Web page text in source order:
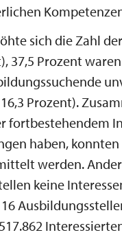
sich die Zahl
37,5 Prozent
Prozent).
fortbestehendem
haben,
werden.
keine